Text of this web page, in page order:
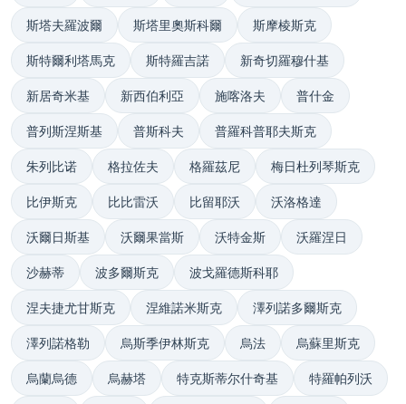
斯塔夫羅波爾 斯塔里奧斯科爾 斯摩棱斯克
斯特爾利塔馬克 斯特羅吉諾 新奇切羅穆什基
新居奇米基 新西伯利亞 施喀洛夫 普什金
普列斯涅斯基 普斯科夫 普羅科普耶夫斯克
朱列比诺 格拉佐夫 格羅茲尼 梅日杜列琴斯克
比伊斯克 比比雷沃 比留耶沃 沃洛格達
沃爾日斯基 沃爾果當斯 沃特金斯 沃羅涅日
沙赫蒂 波多爾斯克 波戈羅德斯科耶
涅夫捷尤甘斯克 涅維諾米斯克 澤列諾多爾斯克
澤列諾格勒 烏斯季伊林斯克 烏法 烏蘇里斯克
烏蘭烏德 烏赫塔 特克斯蒂尔什奇基 特羅帕列沃